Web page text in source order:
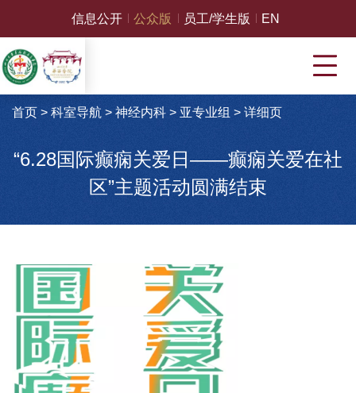
信息公开 公众版 员工/学生版 EN
首页 > 科室导航> 神经内科> 亚专业组 > 详细页
“6.28国际癫痫关爱日——癫痫关爱在社
区”主题活动圆满结束